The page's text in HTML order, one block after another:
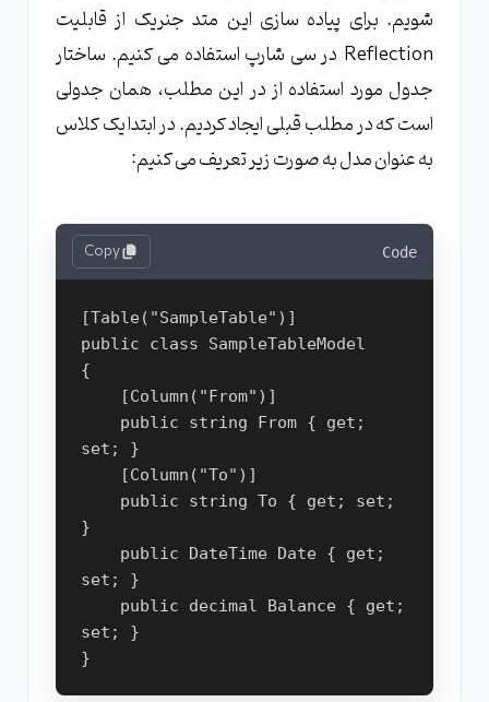
شویم. برای پیاده سازی این متد جنریک از قابلیت
Reflection در سی شارپ استفاده می کنیم. ساختار
جدول مورد استفاده از در این مطلب، همان جدولی
است که در مطلب قبلی ایجاد کردیم. در ابتدا یک کلاس
به عنوان مدل به صورت زیر تعریف می کنیم:
Code
Copy
[Table("SampleTable")]
public class SampleTableModel
{
[Column("From")]
public string From { get;
set; }
[Column("To")]
public string To { get; set;
}
public DateTime Date { get;
set; }
public decimal Balance { get;
set; }
}